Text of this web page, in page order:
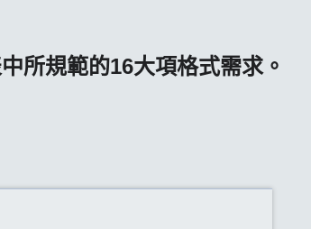
所規範的16大項格式需求。